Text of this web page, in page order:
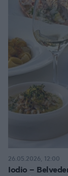
Iodio –
26.05.2026, 12:00